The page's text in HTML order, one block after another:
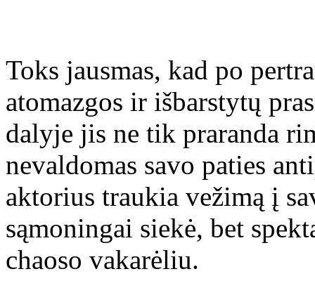
Toks jausmas, kad po
atomazgos ir išbarstytų
dalyje jis ne tik praranda
nevaldomas savo paties
aktorius traukia vežimą į
sąmoningai siekė, bet
chaoso vakarėliu.